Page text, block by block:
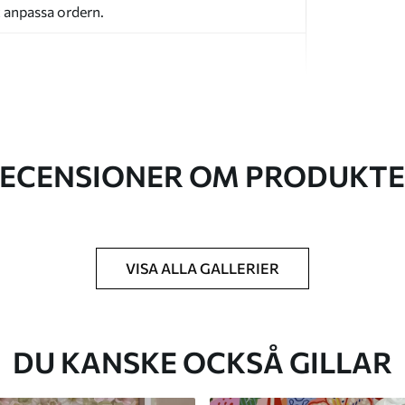
ordern.
har angett och skärs i identiska remsor
och/eller tapetlim.
med en mjuk svamp. Tapeter med
OM
VISA ALLA GALLERIER
DU KANSKE OCKSÅ GILLAR